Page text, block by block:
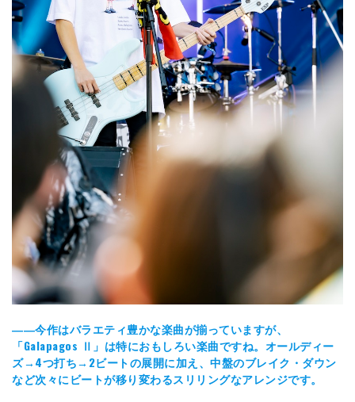
――今作はバラエティ豊かな楽曲が揃っていますが、
「Galapagos Ⅱ」は特におもしろい楽曲ですね。オールディー
ズ→4つ打ち→2ビートの展開に加え、中盤のブレイク・ダウン
など次々にビートが移り変わるスリリングなアレンジです。